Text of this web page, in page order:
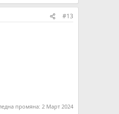
#13
промяна: 2 Март 2024